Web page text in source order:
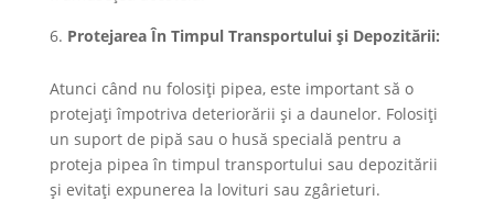
Protejarea În Timpul Transportului și Depozitării:
Atunci când nu folosiți pipea, este important să o
protejați împotriva deteriorării și a daunelor. Folosiți
un suport de pipă sau o husă specială pentru a
proteja pipea în timpul transportului sau depozitării
și evitați expunerea la lovituri sau zgârieturi.